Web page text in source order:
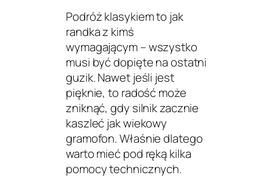
Podróż klasykiem to jak
randka z kimś
wymagającym – wszystko
musi być dopięte na ostatni
guzik. Nawet jeśli jest
pięknie, to radość może
zniknąć, gdy silnik zacznie
kaszleć jak wiekowy
gramofon. Właśnie dlatego
warto mieć pod ręką kilka
pomocy technicznych.